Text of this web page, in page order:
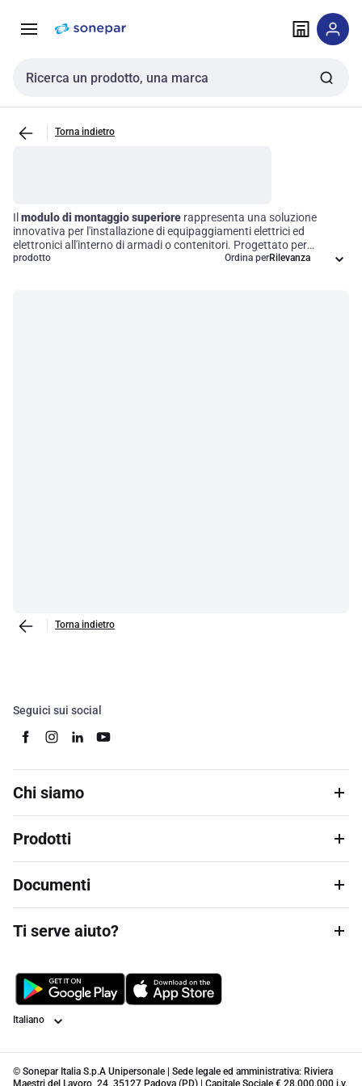
navigazione alla
Cerca input
Torna indietro
Il modulo di montaggio superiore rappresenta una soluzione
innovativa per l'installazione di equipaggiamenti elettrici ed
elettronici all'interno di armadi o contenitori. Progettato per
garantire un'ottimale organizzazione e sicurezza, questo
prodotto Ordina per
Torna indietro
Seguici sui social
Chi siamo
Prodotti
Documenti
Ti serve aiuto?
Lingua
© Sonepar Italia S.p.A Unipersonale | Sede legale ed amministrativa: Riviera
Maestri del Lavoro, 24, 35127 Padova (PD) | Capitale Sociale € 28.000.000 i.v.